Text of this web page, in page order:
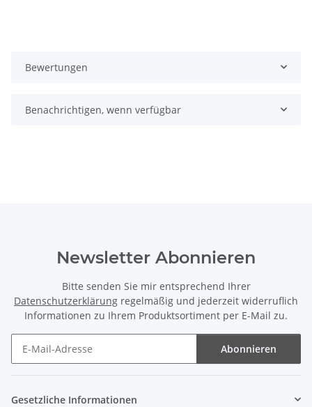
Bewertungen
Benachrichtigen, wenn verfügbar
Newsletter Abonnieren
Bitte senden Sie mir entsprechend Ihrer
Datenschutzerklärung regelmäßig und jederzeit widerruflich
Informationen zu Ihrem Produktsortiment per E-Mail zu.
Abonnieren
Gesetzliche Informationen